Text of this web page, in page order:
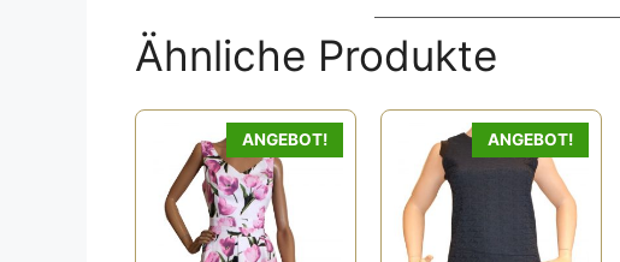
Ähnliche Produkte
ANGEBOT! ANGEBOT!
Dieses
Produkt
weist
mehrere
Varianten